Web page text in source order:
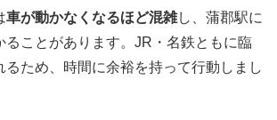
車が動かなくなるほど混雑し、蒲郡駅に
ることがあります。JR・名鉄ともに臨
るため、時間に余裕を持って行動しまし